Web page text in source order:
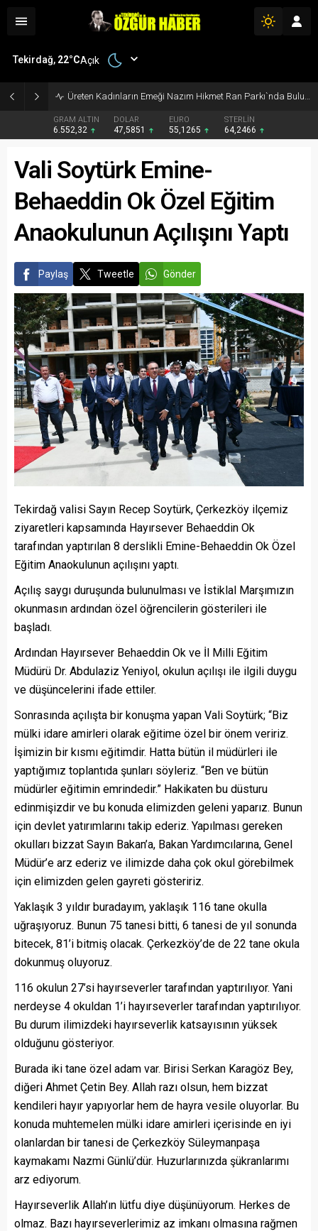
Üreten Kadınların Emeği Nazım Hikmet Ran Parkı`nda Buluştu
GRAM ALTIN
6.552,32
DOLAR
47,5851
EURO
55,1265
STERLİN
64,2466
Tekirdağ, 22°CAçık
Vali Soytürk Emine-
Behaeddin Ok Özel Eğitim
Anaokulunun Açılışını Yaptı
Paylaş Tweetle Gönder
Tekirdağ valisi Sayın Recep Soytürk, Çerkezköy ilçemiz
ziyaretleri kapsamında Hayırsever Behaeddin Ok
tarafından yaptırılan 8 derslikli Emine-Behaeddin Ok Özel
Eğitim Anaokulunun açılışını yaptı.
Açılış saygı duruşunda bulunulması ve İstiklal Marşımızın
okunmasın ardından özel öğrencilerin gösterileri ile
başladı.
Ardından Hayırsever Behaeddin Ok ve İl Milli Eğitim
Müdürü Dr. Abdulaziz Yeniyol, okulun açılışı ile ilgili duygu
ve düşüncelerini ifade ettiler.
Sonrasında açılışta bir konuşma yapan Vali Soytürk; “Biz
mülki idare amirleri olarak eğitime özel bir önem veririz.
İşimizin bir kısmı eğitimdir. Hatta bütün il müdürleri ile
yaptığımız toplantıda şunları söyleriz. “Ben ve bütün
müdürler eğitimin emrindedir.” Hakikaten bu düsturu
edinmişizdir ve bu konuda elimizden geleni yaparız. Bunun
için devlet yatırımlarını takip ederiz. Yapılması gereken
okulları bizzat Sayın Bakan’a, Bakan Yardımcılarına, Genel
Müdür’e arz ederiz ve ilimizde daha çok okul görebilmek
için elimizden gelen gayreti gösteririz.
Yaklaşık 3 yıldır buradayım, yaklaşık 116 tane okulla
uğraşıyoruz. Bunun 75 tanesi bitti, 6 tanesi de yıl sonunda
bitecek, 81’i bitmiş olacak. Çerkezköy’de de 22 tane okula
dokunmuş oluyoruz.
116 okulun 27’si hayırseverler tarafından yaptırılıyor. Yani
nerdeyse 4 okuldan 1’i hayırseverler tarafından yaptırılıyor.
Bu durum ilimizdeki hayırseverlik katsayısının yüksek
olduğunu gösteriyor.
Burada iki tane özel adam var. Birisi Serkan Karagöz Bey,
diğeri Ahmet Çetin Bey. Allah razı olsun, hem bizzat
kendileri hayır yapıyorlar hem de hayra vesile oluyorlar. Bu
konuda muhtemelen mülki idare amirleri içerisinde en iyi
olanlardan bir tanesi de Çerkezköy Süleymanpaşa
kaymakamı Nazmi Günlü’dür. Huzurlarınızda şükranlarımı
arz ediyorum.
Hayırseverlik Allah’ın lütfu diye düşünüyorum. Herkes de
olmaz. Bazı hayırseverlerimiz az imkanı olmasına rağmen